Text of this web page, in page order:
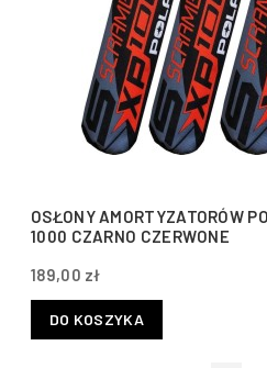
OSŁONY AMORTYZATORÓW
1000 CZARNO CZERWONE
189,00 zł
DO KOSZYKA